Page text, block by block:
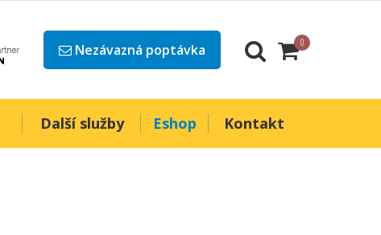
Nezávazná poptávka 0
Další služby Eshop Kontakt